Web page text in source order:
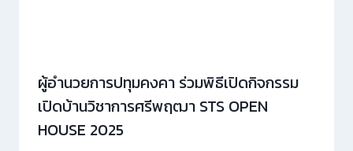
ผู้อำนวยการปทุมคงคา ร่วมพิธีเปิดกิจกรรม
เปิดบ้านวิชาการศรีพฤฒา STS OPEN
HOUSE 2025